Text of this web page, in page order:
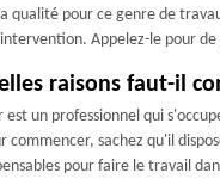
qualité pour ce genre de
Appelez-le pour
raisons faut-il
est un professionnel qui
commencer, sachez qu'il
pour faire le travail